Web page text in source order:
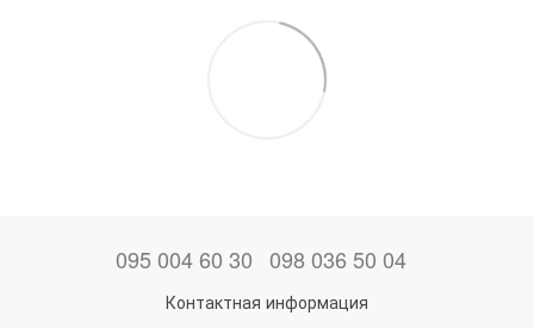
095 004 60 30 098 036 50 04
Контактная информация